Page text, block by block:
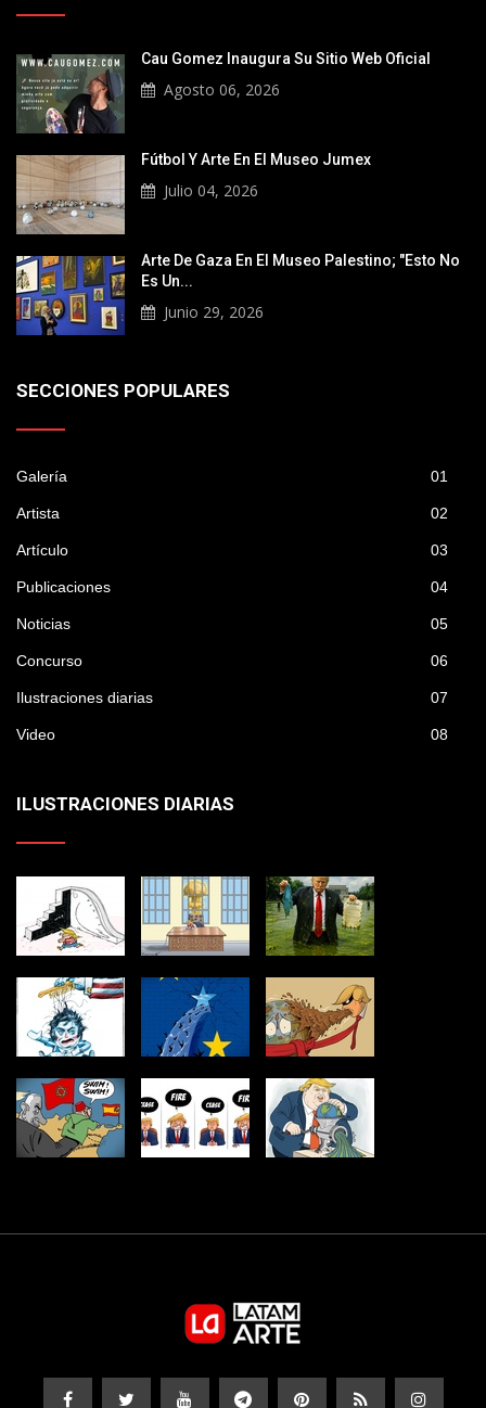
Cau Gomez Inaugura Su Sitio Web Oficial
Agosto 06, 2026
Fútbol Y Arte En El Museo Jumex
Julio 04, 2026
Arte De Gaza En El Museo Palestino; "Esto No
Es Un...
Junio 29, 2026
SECCIONES POPULARES
Galería 01
Artista 02
Artículo 03
Publicaciones 04
Noticias 05
Concurso 06
Ilustraciones diarias 07
Video 08
ILUSTRACIONES DIARIAS